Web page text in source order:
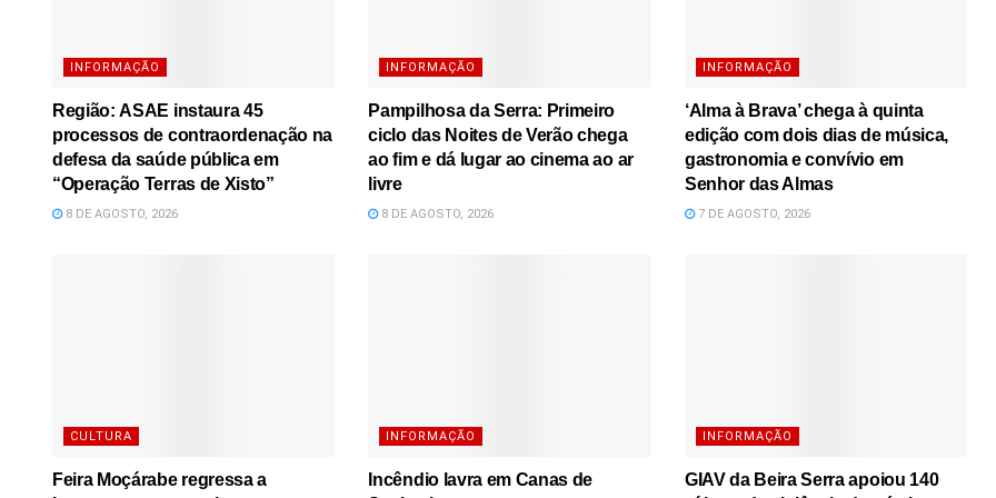
INFORMAÇÃO
Região: ASAE instaura 45
processos de contraordenação na
defesa da saúde pública em
“Operação Terras de Xisto”
8 DE AGOSTO, 2026
INFORMAÇÃO
Pampilhosa da Serra: Primeiro
ciclo das Noites de Verão chega
ao fim e dá lugar ao cinema ao ar
livre
8 DE AGOSTO, 2026
INFORMAÇÃO
‘Alma à Brava’ chega à quinta
edição com dois dias de música,
gastronomia e convívio em
Senhor das Almas
7 DE AGOSTO, 2026
CULTURA
Feira Moçárabe regressa a
INFORMAÇÃO
Incêndio lavra em Canas de
INFORMAÇÃO
GIAV da Beira Serra apoiou 140